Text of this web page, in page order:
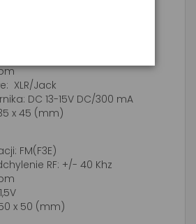
do 4 systemów
RF+/- 40 Khz
XLR/Jack
DC 13-15V DC/300 mA
x 45 (mm)
FM(F3E)
RF: +/- 40 Khz
x 50 (mm)